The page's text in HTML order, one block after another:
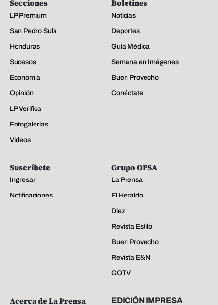
Secciones
LP Premium
San Pedro Sula
Honduras
Sucesos
Economía
Opinión
LP Verifica
Fotogalerías
Videos
Boletines
Noticias
Deportes
Guía Médica
Semana en Imágenes
Buen Provecho
Conéctate
Suscríbete
Ingresar
Notificaciones
Grupo OPSA
La Prensa
El Heraldo
Diez
Revista Estilo
Buen Provecho
Revista E&N
GOTV
Acerca de La Prensa EDICIÓN IMPRESA